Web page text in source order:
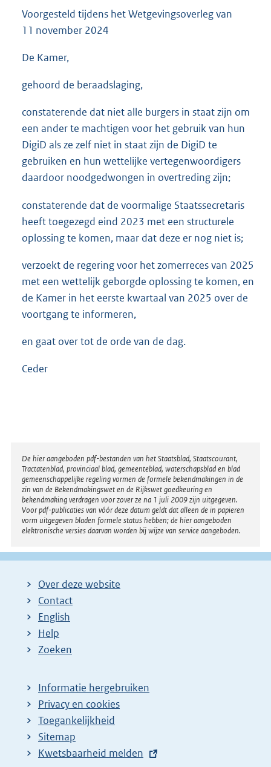
Voorgesteld tijdens het Wetgevingsoverleg van
11 november 2024
De Kamer,
gehoord de beraadslaging,
constaterende dat niet alle burgers in staat zijn om
een ander te machtigen voor het gebruik van hun
DigiD als ze zelf niet in staat zijn de DigiD te
gebruiken en hun wettelijke vertegenwoordigers
daardoor noodgedwongen in overtreding zijn;
constaterende dat de voormalige Staatssecretaris
heeft toegezegd eind 2023 met een structurele
oplossing te komen, maar dat deze er nog niet is;
verzoekt de regering voor het zomerreces van 2025
met een wettelijk geborgde oplossing te komen, en
de Kamer in het eerste kwartaal van 2025 over de
voortgang te informeren,
en gaat over tot de orde van de dag.
Ceder
Disclaimer
De hier aangeboden pdf-bestanden van het Staatsblad, Staatscourant,
Tractatenblad, provinciaal blad, gemeenteblad, waterschapsblad en blad
gemeenschappelijke regeling vormen de formele bekendmakingen in de
zin van de Bekendmakingswet en de Rijkswet goedkeuring en
bekendmaking verdragen voor zover ze na 1 juli 2009 zijn uitgegeven.
Voor pdf-publicaties van vóór deze datum geldt dat alleen de in papieren
vorm uitgegeven bladen formele status hebben; de hier aangeboden
elektronische versies daarvan worden bij wijze van service aangeboden.
Over deze website
Contact
English
Help
Zoeken
Informatie hergebruiken
Privacy en cookies
Toegankelijkheid
Sitemap
E
Kwetsbaarheid melden